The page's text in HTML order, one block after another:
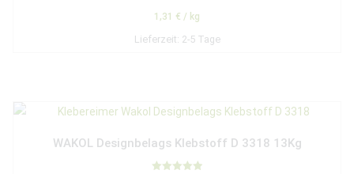
1,31 € / kg
Lieferzeit: 2-5 Tage
WAKOL Designbelags Klebstoff D 3318 13Kg